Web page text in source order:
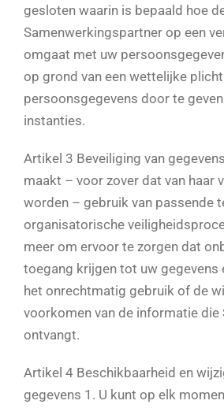
gesloten waarin is bepaald hoe
Samenwerkingspartner op een
omgaat met uw
op grond van een wettelijke
persoonsgegevens door te
instanties.
Artikel 3 Beveiliging van
maakt – voor zover dat van haar
worden – gebruik van passende
organisatorische
meer om ervoor te zorgen dat
toegang krijgen tot uw gegevens
het onrechtmatig gebruik of de
voorkomen van de informatie die
ontvangt.
Artikel 4 Beschikbaarheid en
gegevens 1. U kunt op elk